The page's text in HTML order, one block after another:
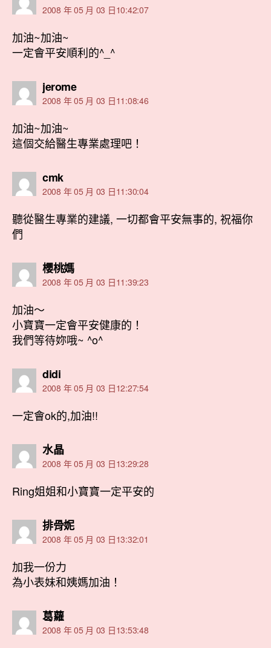
示:
2008 年 05 月 03 日10:42:07
加油~加油~
一定會平安順利的^_^
jerome表
示:
2008 年 05 月 03 日11:08:46
加油~加油~
這個交給醫生專業處理吧！
cmk表
示:
2008 年 05 月 03 日11:30:04
聽從醫生專業的建議, 一切都會平安無事的, 祝福你
們
櫻桃媽表
示:
2008 年 05 月 03 日11:39:23
加油～
小寶寶一定會平安健康的！
我們等待妳哦~ ^o^
didi表
示:
2008 年 05 月 03 日12:27:54
一定會ok的,加油!!
水晶表
示:
2008 年 05 月 03 日13:29:28
Ring姐姐和小寶寶一定平安的
排骨妮表
示:
2008 年 05 月 03 日13:32:01
加我一份力
為小表妹和姨媽加油！
葛蘿表
示:
2008 年 05 月 03 日13:53:48